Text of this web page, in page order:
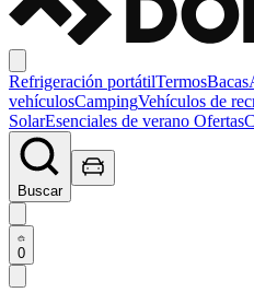
Refrigeración portátilTermosBacas
vehículosCampingVehículos de
SolarEsenciales de verano Ofertas
Buscar
0